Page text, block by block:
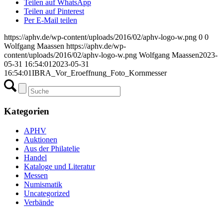
Teilen auf WhatsApp
Teilen auf Pinterest
Per E-Mail teilen
https://aphv.de/wp-content/uploads/2016/02/aphv-logo-w.png 0 0
Wolfgang Maassen https://aphv.de/wp-
content/uploads/2016/02/aphv-logo-w.png Wolfgang Maassen2023-
05-31 16:54:01 2023-05-31
16:54:01IBRA_Vor_Eroeffnung_Foto_Kornmesser
Kategorien
APHV
Auktionen
Aus der Philatelie
Handel
Kataloge und Literatur
Messen
Numismatik
Uncategorized
Verbände